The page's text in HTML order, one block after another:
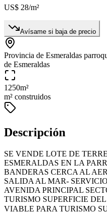
US$ 28/m²
Avísame si baja de precio
Provincia de Esmeraldas
de Esmeraldas
1250m²
m² construidos
Descripción
SE VENDE LOTE DE
ESMERALDAS EN LA
BANDERAS CERCA AL
SALIDA AL MAR-
AVENIDA PRINCIPAL
TURISMO SUPERFICIE DEL
VIABLE PARA TURISMO